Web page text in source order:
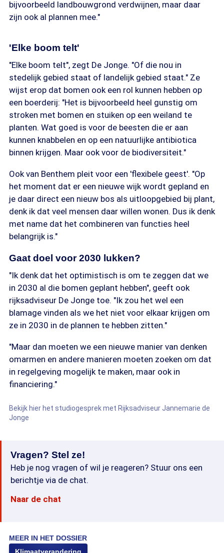
bijvoorbeeld landbouwgrond verdwijnen, maar daar
zijn ook al plannen mee."
'Elke boom telt'
"Elke boom telt", zegt De Jonge. "Of die nou in
stedelijk gebied staat of landelijk gebied staat." Ze
wijst erop dat bomen ook een rol kunnen hebben op
een boerderij: "Het is bijvoorbeeld heel gunstig om
stroken met bomen en stuiken op een weiland te
planten. Wat goed is voor de beesten die er aan
kunnen knabbelen en op een natuurlijke antibiotica
binnen krijgen. Maar ook voor de biodiversiteit."
Ook van Benthem pleit voor een 'flexibele geest'. "Op
het moment dat er een nieuwe wijk wordt gepland en
je daar direct een nieuw bos als uitloopgebied bij plant,
denk ik dat veel mensen daar willen wonen. Dus ik denk
met name dat het combineren van functies heel
belangrijk is."
Gaat doel voor 2030 lukken?
"Ik denk dat het optimistisch is om te zeggen dat we
in 2030 al die bomen geplant hebben", geeft ook
rijksadviseur De Jonge toe. "Ik zou het wel een
blamage vinden als we het niet voor elkaar krijgen om
ze in 2030 in de plannen te hebben zitten."
"Maar dan moeten we een nieuwe manier van denken
omarmen en andere manieren moeten zoeken om dat
in regelgeving mogelijk te maken, maar ook in
financiering."
Bekijk hier het studiogesprek met Rijksadviseur Jannemarie de
Jonge
Vragen? Stel ze!
Heb je nog vragen of wil je reageren? Stuur ons een
berichtje via de chat.
Naar de chat
MEER IN HET DOSSIER